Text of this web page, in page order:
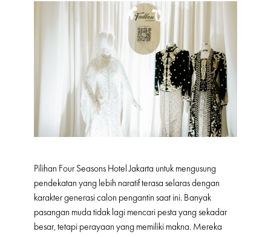
Pilihan Four Seasons Hotel Jakarta untuk mengusung
pendekatan yang lebih naratif terasa selaras dengan
karakter generasi calon pengantin saat ini. Banyak
pasangan muda tidak lagi mencari pesta yang sekadar
besar, tetapi perayaan yang memiliki makna. Mereka